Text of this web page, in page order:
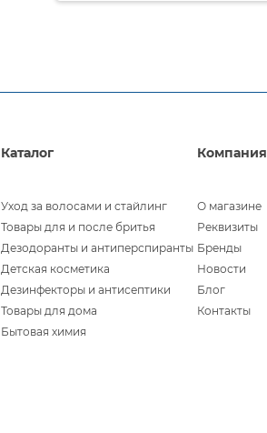
Каталог
Уход за волосами и стайлинг
Товары для и после бритья
Дезодоранты и антиперспиранты
Детская косметика
Дезинфекторы и антисептики
Товары для дома
Бытовая химия
Компания
О магазине
Реквизиты
Бренды
Новости
Блог
Контакты